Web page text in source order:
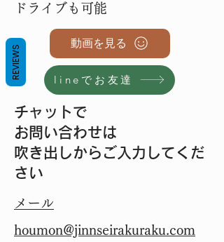
ドライブも可能
動画を見る
lineでお友達
チャットで
お問い合わせは
吹き出しからご入力してくだ
さい
メール
houmon@jinnseirakuraku.com
REVIEWS